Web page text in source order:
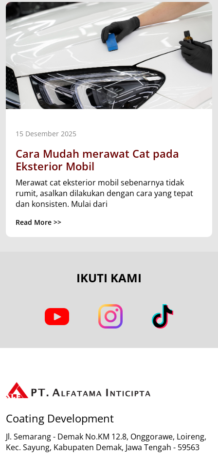
15 Desember 2025
Cara Mudah merawat Cat pada
Eksterior Mobil
Merawat cat eksterior mobil sebenarnya tidak
rumit, asalkan dilakukan dengan cara yang tepat
dan konsisten. Mulai dari
Read More >>
IKUTI KAMI
Coating Development
Jl. Semarang - Demak No.KM 12.8, Onggorawe, Loireng,
Kec. Sayung, Kabupaten Demak, Jawa Tengah - 59563